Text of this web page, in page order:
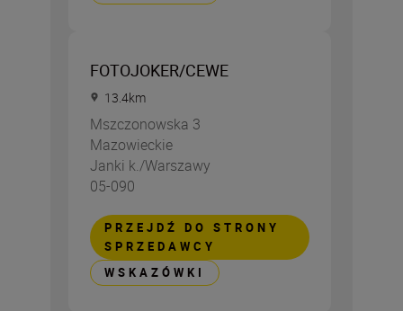
FOTOJOKER/CEWE
13.4km
Mszczonowska 3
Mazowieckie
Janki k./Warszawy
05-090
PRZEJDŹ DO STRONY
SPRZEDAWCY
WSKAZÓWKI